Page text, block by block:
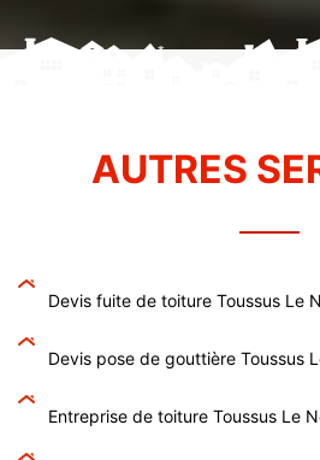
AUTRES
Devis fuite de toiture Toussus Le
Devis pose de gouttière Toussus
Entreprise de toiture Toussus Le